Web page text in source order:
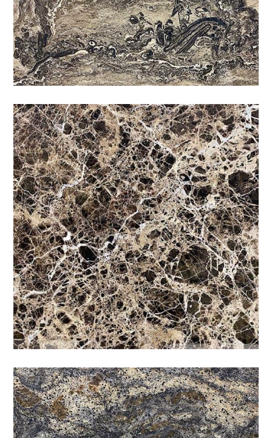
深金鋒
咖啡 / 石材色系
銀河金莎
咖啡 / 特殊 / 石材色系